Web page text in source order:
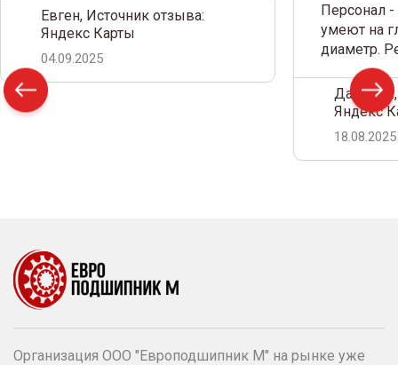
Евген, Источник отзыва:
Яндекс Карты
04.09.2025
Персонал
умеют на
диаметр.
Дамир
Яндекс
18.08.2025
Организация ООО "Европодшипник М" на рынке уже